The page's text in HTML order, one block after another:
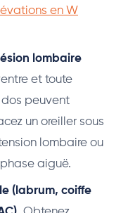
en W
lombaire
et toute
peuvent
un oreiller sous
lombaire ou
aiguë.
(labrum, coiffe